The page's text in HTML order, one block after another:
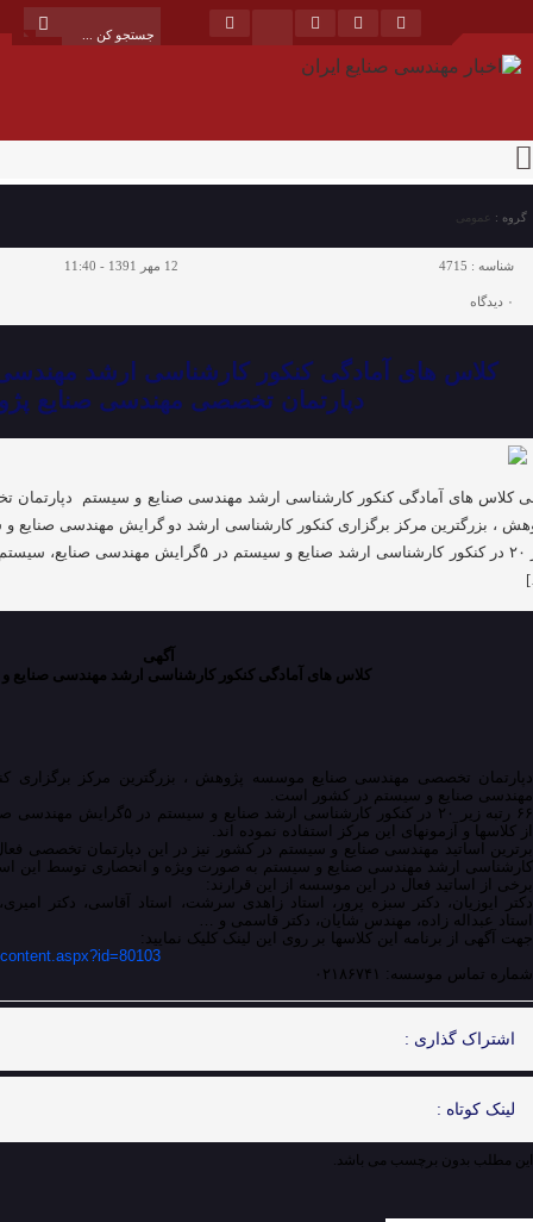
گروه : عمومی
شناسه : 4715 12 مهر 1391 - 11:40
۰ دیدگاه
کلاس های آمادگی کنکور کارشناسی ارشد
دپارتمان تخصصی مهندسی صنایع
کلاس های آمادگی کنکور کارشناسی ارشد مهندسی صنایع و سیستم
زیر ۲۰ در کنکور کارشناسی ارشد صنایع و سیستم در
آگهی
کلاس های آمادگی کنکور کارشناسی ارشد مهندسی صنایع
دپارتمان تخصصی مهندسی صنایع موسسه پژوهش ، بزرگترین مرکز برگزاری
مهندسی صنایع و سیستم در کشور است.
۶۶ رتبه زیر ۲۰ در کنکور کارشناسی
از کلاسها و آزمونهای این مرکز استفاده نموده اند.
برترین اساتید مهندسی صنایع و سیستم در کشور نیز در این دپارتمان تخصصی
کارشناسی ارشد مهندسی صنایع و سیستم به صورت ویژه و انحصاری توسط این
برخی از اساتید فعال در این موسسه از این قرارند:
دکتر ایوزیان، دکتر سبزه پرور، استاد زاهدی سرشت، استاد آقاسی، دکتر
استاد عبداله زاده، مهندس شایان، دکتر قاسمی و …
جهت آگهی از برنامه این کلاسها بر روی این لینک کلیک نمایید:
content.aspx?id=80103
شماره تماس موسسه: ۰۲۱۸۶۷۴۱
اشتراک گذاری :
لینک کوتاه :
این مطلب بدون برچسب می باشد.